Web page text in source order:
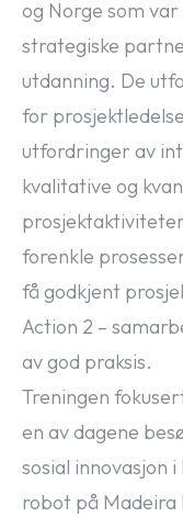
og Norge som
strategiske
utdanning. De
for
utfordringer av
kvalitative og
forenkle
få godkjent
Action 2 –
av god praksis.
Treningen
en av dagene
sosial innovasjon
robot på Madeira